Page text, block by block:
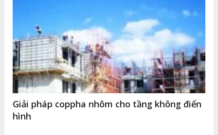
Giải pháp coppha nhôm cho tầng không điển
hình